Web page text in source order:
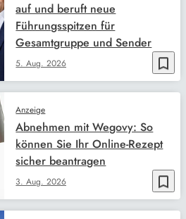
bookmark_border
5. Aug. 2026
auf und beruft neue
Führungsspitzen für
Gesamtgruppe und Sender
bookmark_border
Anzeige
3. Aug. 2026
Abnehmen mit Wegovy: So
können Sie Ihr Online-Rezept
sicher beantragen